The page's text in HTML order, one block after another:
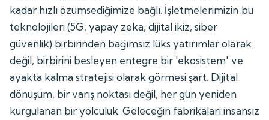
kadar hızlı özümsediğimize bağlı. İşletmelerimizin bu
teknolojileri (5G, yapay zeka, dijital ikiz, siber
güvenlik) birbirinden bağımsız lüks yatırımlar olarak
değil, birbirini besleyen entegre bir 'ekosistem' ve
ayakta kalma stratejisi olarak görmesi şart. Dijital
dönüşüm, bir varış noktası değil, her gün yeniden
kurgulanan bir yolculuk. Geleceğin fabrikaları insansız